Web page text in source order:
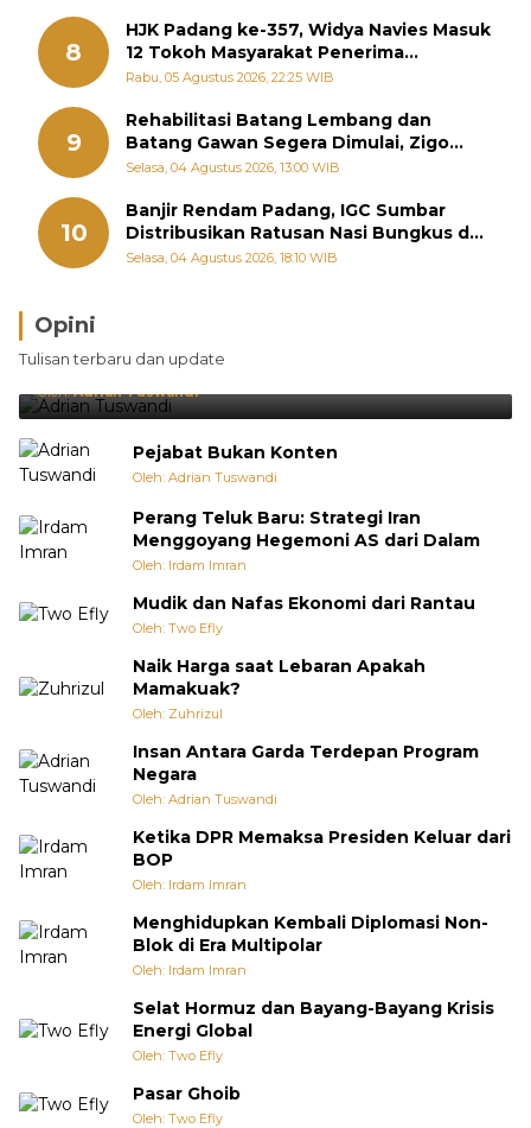
8
HJK Padang ke-357, Widya Navies Masuk
12 Tokoh Masyarakat Penerima
Penghargaan Pemko Padang
Rabu, 05 Agustus 2026, 22:25 WIB
9
Rehabilitasi Batang Lembang dan
Batang Gawan Segera Dimulai, Zigo
Rolanda Pastikan Proyek Berjalan
Selasa, 04 Agustus 2026, 13:00 WIB
10
Banjir Rendam Padang, IGC Sumbar
Distribusikan Ratusan Nasi Bungkus dan
Air Minum
Selasa, 04 Agustus 2026, 18:10 WIB
Opini
Tulisan terbaru dan update
Brasil Lebih Diunggulkan, tetapi Jepang Selalu
Punya Cara Membuat Kejutan
Oleh:Adrian Tuswandi
Pejabat Bukan Konten
Oleh: Adrian Tuswandi
Perang Teluk Baru: Strategi Iran
Menggoyang Hegemoni AS dari Dalam
Oleh: Irdam Imran
Mudik dan Nafas Ekonomi dari Rantau
Oleh: Two Efly
Naik Harga saat Lebaran Apakah
Mamakuak?
Oleh: Zuhrizul
Insan Antara Garda Terdepan Program
Negara
Oleh: Adrian Tuswandi
Ketika DPR Memaksa Presiden Keluar dari
BOP
Oleh: Irdam Imran
Menghidupkan Kembali Diplomasi Non-
Blok di Era Multipolar
Oleh: Irdam Imran
Selat Hormuz dan Bayang-Bayang Krisis
Energi Global
Oleh: Two Efly
Pasar Ghoib
Oleh: Two Efly